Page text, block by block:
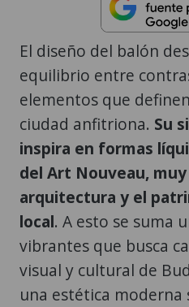
El diseño del balón
equilibrio entre
elementos que
ciudad anfitriona. Su
inspira en formas
del Art Nouveau,
arquitectura y el
local. A esto se suma
vibrantes que busca
visual y cultural de
una estética